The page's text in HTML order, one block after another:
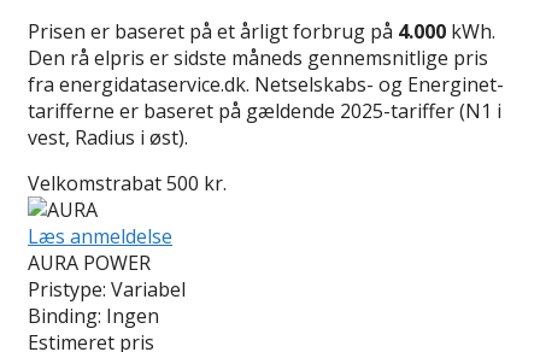
Prisen er baseret på et årligt forbrug på 4.000 kWh.
Den rå elpris er sidste måneds gennemsnitlige pris
fra energidataservice.dk. Netselskabs- og Energinet-
tarifferne er baseret på gældende 2025-tariffer (N1 i
vest, Radius i øst).
Velkomstrabat 500 kr.
Læs anmeldelse
AURA POWER
Pristype: Variabel
Binding: Ingen
Estimeret pris